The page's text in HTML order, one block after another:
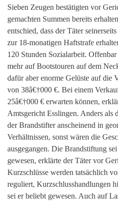
Sieben Zeugen bestätigten vor
gemachten Summen bereits
entschied, dass der Täter
zur 18-monatigen Haftstrafe
120 Stunden Sozialarbeit.
mehr auf Bootstouren auf dem
dafür aber enorme Gelüste auf die
von 38â€†000 €. Bei einem
25â€†000 € erwarten können,
Amtsgericht Esslingen. Anders als
der Brandstifter anscheinend in
Verhältnissen, sonst wären die
ausgegangen. Die Brandstiftung
gewesen, erklärte der Täter vor
Kurzschlüsse werden tatsächlich
reguliert, Kurzschlusshandlungen
sei er beliebt gewesen. Auch auf